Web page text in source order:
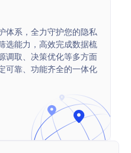
体系，全力守护您的隐私
选能力，高效完成数据梳
调取、决策优化等多方面
可靠、功能齐全的一体化